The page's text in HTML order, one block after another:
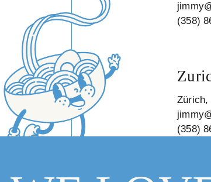
(358)
Zürich,
(358)